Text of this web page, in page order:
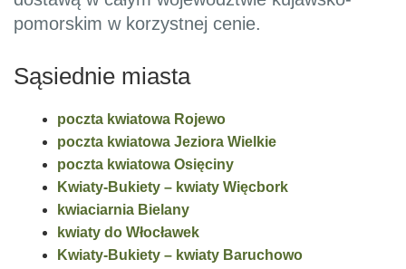
pomorskim w korzystnej cenie.
Sąsiednie miasta
poczta kwiatowa Rojewo
poczta kwiatowa Jeziora Wielkie
poczta kwiatowa Osięciny
Kwiaty-Bukiety – kwiaty Więcbork
kwiaciarnia Bielany
kwiaty do Włocławek
Kwiaty-Bukiety – kwiaty Baruchowo